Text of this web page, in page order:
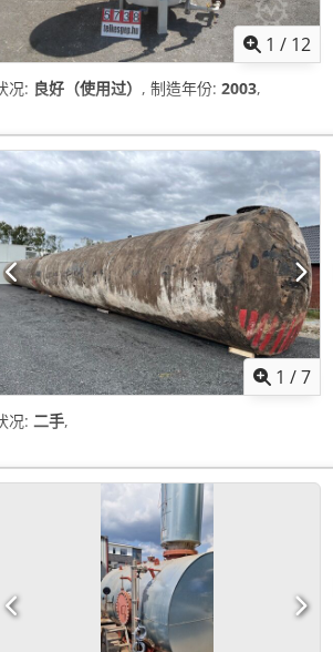
1 / 12
况: 良好（使用过） , 制造年份: 2003,
1 /7
况: 二手,